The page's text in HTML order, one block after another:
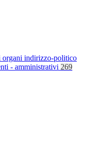
organi indirizzo-politico
- amministrativi 269